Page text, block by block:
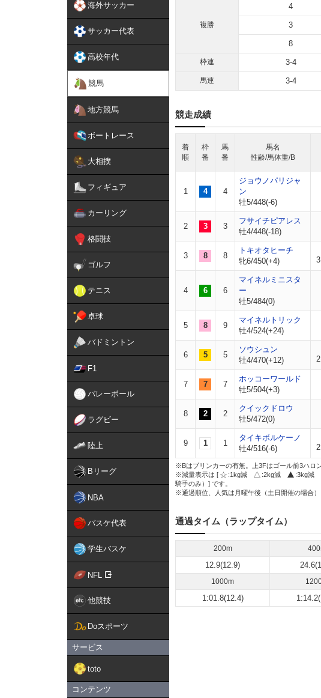
海外サッカー
サッカー代表
高校年代
競馬
地方競馬
ボートレース
大相撲
フィギュア
カーリング
格闘技
ゴルフ
テニス
卓球
バドミントン
F1
バレーボール
ラグビー
陸上
Bリーグ
NBA
バスケ代表
学生バスケ
NFL
他競技
Doスポーツ
サービス
toto
コンテンツ
複勝
4
3
8
枠連 3-4
馬連 3-4
競走成績
着
順
枠
番
馬
番
馬名
性齢/馬体重/B
1 4 4
ジョウノパリジャ
ン
牡5/448(-6)
2 3 3
フサイチピアレス
牡4/448(-18)
3 8 8
トキオタヒーチ
牝6/450(+4)
4 6 6
マイネルミニスタ
ー
牡5/484(0)
5 8 9
マイネルトリック
牡4/524(+24)
6 5 5
ソウシュン
牡4/470(+12)
7 7 7
ホッコーワールド
牡5/504(+3)
8 2 2
クイックドロウ
牡5/472(0)
9 1 1
タイキボルケーノ
牡4/516(-6)
※Bはブリンカーの有無。上3Fはゴール前3ハロ
※減量表示は [
:1kg減 :2kg減 :3kg減
騎手のみ）] です。
※通過順位、人気は月曜午後（土日開催の場合）
通過タイム（ラップタイム）
200m
12.9(12.9)
1000m
1:01.8(12.4)